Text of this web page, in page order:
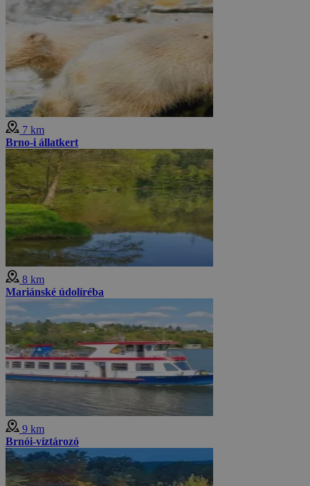
7 km
Brno-i állatkert
8 km
Mariánské údolíréba
9 km
Brnói-víztározó